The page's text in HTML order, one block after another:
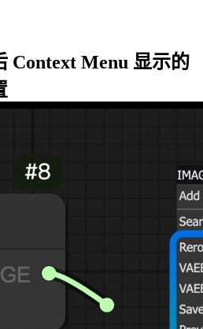
Context Menu 显示的